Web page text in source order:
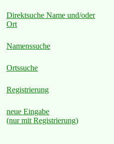
Direktsuche Name und/oder
Ort
Namenssuche
Ortssuche
Registrierung
neue Eingabe
(nur mit Registrierung)